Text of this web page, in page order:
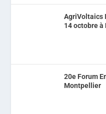
AgriVoltaics
14 octobre à
20e Forum
Montpellier